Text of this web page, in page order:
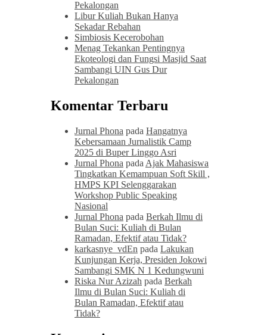
Pekalongan
Libur Kuliah Bukan Hanya
Sekadar Rebahan
Simbiosis Kecerobohan
Menag Tekankan Pentingnya
Ekoteologi dan Fungsi Masjid Saat
Sambangi UIN Gus Dur
Pekalongan
Komentar Terbaru
Jurnal Phona pada Hangatnya
Kebersamaan Jurnalistik Camp
2025 di Buper Linggo Asri
Jurnal Phona pada Ajak Mahasiswa
Tingkatkan Kemampuan Soft Skill ,
HMPS KPI Selenggarakan
Workshop Public Speaking
Nasional
Jurnal Phona pada Berkah Ilmu di
Bulan Suci: Kuliah di Bulan
Ramadan, Efektif atau Tidak?
karkasnye_vdEn pada Lakukan
Kunjungan Kerja, Presiden Jokowi
Sambangi SMK N 1 Kedungwuni
Riska Nur Azizah pada Berkah
Ilmu di Bulan Suci: Kuliah di
Bulan Ramadan, Efektif atau
Tidak?